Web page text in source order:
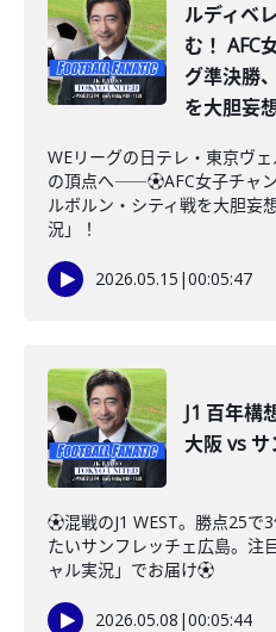
ルディベ
む！ AFC
グ準決勝
を大胆妄
WEリーグの日テレ・東京ヴ
の頂点へ――⚽AFC女子チャ
ルボルン・シティ戦を大胆妄
況」！
2026.05.15 |00:05:47
J1 百年構
大阪 vs
⚽️混戦のJ1 WEST。勝点25で
たいサンフレッチェ広島。注
ャル実況」でお届け⚽️
2026.05.08 |00:05:44